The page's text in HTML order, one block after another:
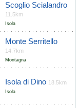
Scoglio Scialandro
11.5km
Isola
Monte Serritello
14.7km
Montagna
Isola di Dino 18.5km
Isola